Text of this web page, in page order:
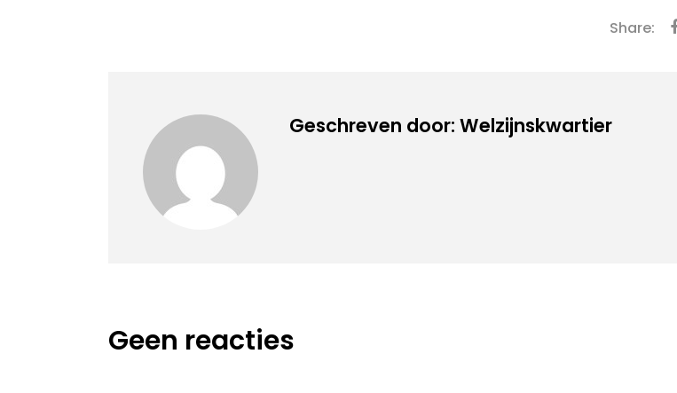
Share:
Geschreven door: Welzijnskwartier
Geen reacties